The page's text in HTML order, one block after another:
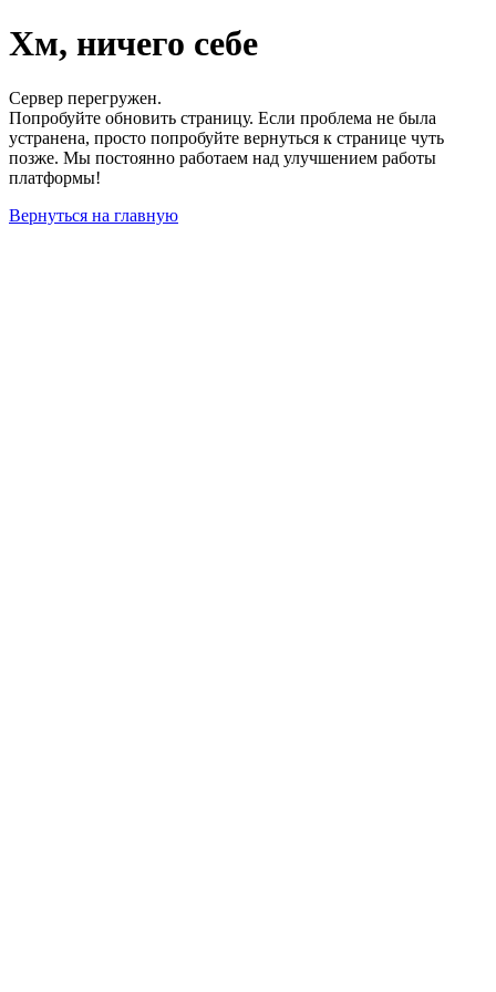
Хм, ничего себе
Сервер перегружен.
Попробуйте обновить страницу. Если проблема не была
устранена, просто попробуйте вернуться к странице чуть
позже. Мы постоянно работаем над улучшением работы
платформы!
Вернуться на главную